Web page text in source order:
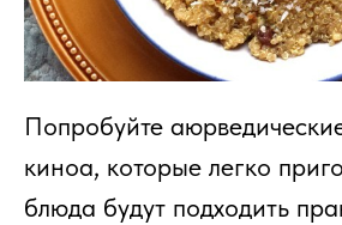
Попробуйте
киноа, которые легко
блюда будут подходить